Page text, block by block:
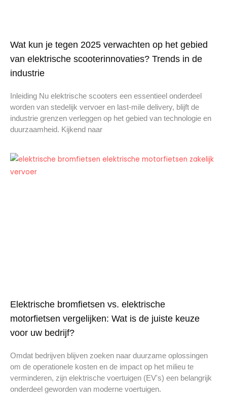
Wat kun je tegen 2025 verwachten op het gebied
van elektrische scooterinnovaties? Trends in de
industrie
Inleiding Nu elektrische scooters een essentieel onderdeel
worden van stedelijk vervoer en last-mile delivery, blijft de
industrie grenzen verleggen op het gebied van technologie en
duurzaamheid. Kijkend naar
Elektrische bromfietsen vs. elektrische
motorfietsen vergelijken: Wat is de juiste keuze
voor uw bedrijf?
Omdat bedrijven blijven zoeken naar duurzame oplossingen
om de operationele kosten en de impact op het milieu te
verminderen, zijn elektrische voertuigen (EV's) een belangrijk
onderdeel geworden van moderne voertuigen.